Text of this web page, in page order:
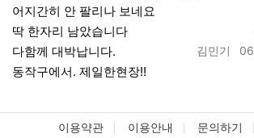
어지간히 안 팔리나 보네요
딱 한자리 남았습니다
등록자
김민기 등
다함께 대박납니다.
동작구에서. 제일한현장!!
이용약관 이용안내 문의하기